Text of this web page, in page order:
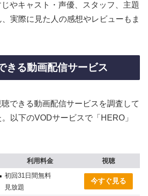
じやキャスト・声優、スタッフ、主題
実際に見た人の感想やレビューもま
きる動画配信サービス
できる動画配信サービスを調査して
以下のVODサービスで「HERO」
利用料金
視聴
初回31日間無料
見放題
今すぐ見る